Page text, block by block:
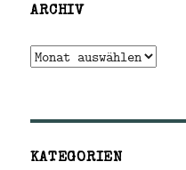
ARCHIV
Archiv
KATEGORIEN